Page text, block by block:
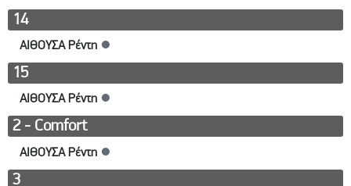
14
ΑΙΘΟΥΣΑ Ρέντη ●
15
ΑΙΘΟΥΣΑ Ρέντη ●
2 - Comfort
ΑΙΘΟΥΣΑ Ρέντη ●
3